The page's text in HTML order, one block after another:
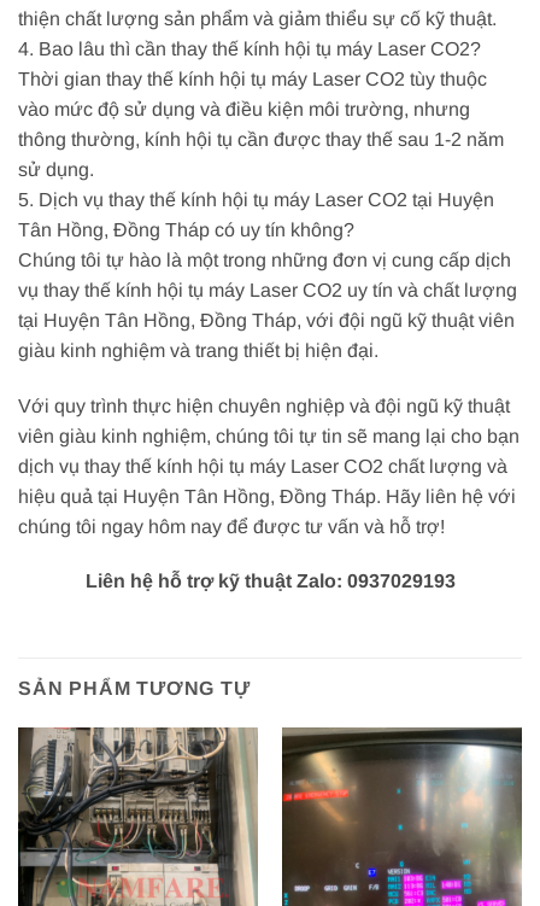
thiện chất lượng sản phẩm và giảm thiểu sự cố kỹ thuật.
4. Bao lâu thì cần thay thế kính hội tụ máy Laser CO2?
Thời gian thay thế kính hội tụ máy Laser CO2 tùy thuộc
vào mức độ sử dụng và điều kiện môi trường, nhưng
thông thường, kính hội tụ cần được thay thế sau 1-2 năm
sử dụng.
5. Dịch vụ thay thế kính hội tụ máy Laser CO2 tại Huyện
Tân Hồng, Đồng Tháp có uy tín không?
Chúng tôi tự hào là một trong những đơn vị cung cấp dịch
vụ thay thế kính hội tụ máy Laser CO2 uy tín và chất lượng
tại Huyện Tân Hồng, Đồng Tháp, với đội ngũ kỹ thuật viên
giàu kinh nghiệm và trang thiết bị hiện đại.
Với quy trình thực hiện chuyên nghiệp và đội ngũ kỹ thuật
viên giàu kinh nghiệm, chúng tôi tự tin sẽ mang lại cho bạn
dịch vụ thay thế kính hội tụ máy Laser CO2 chất lượng và
hiệu quả tại Huyện Tân Hồng, Đồng Tháp. Hãy liên hệ với
chúng tôi ngay hôm nay để được tư vấn và hỗ trợ!
Liên hệ hỗ trợ kỹ thuật Zalo: 0937029193
SẢN PHẨM TƯƠNG TỰ